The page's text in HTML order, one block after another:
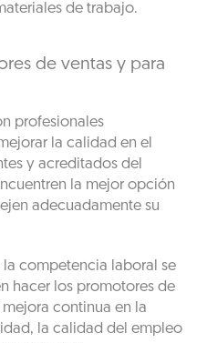
de trabajo.
de ventas y para
profesionales
la calidad en el
y acreditados del
la mejor opción
adecuadamente su
competencia laboral se
hacer los promotores de
continua en la
la calidad del empleo